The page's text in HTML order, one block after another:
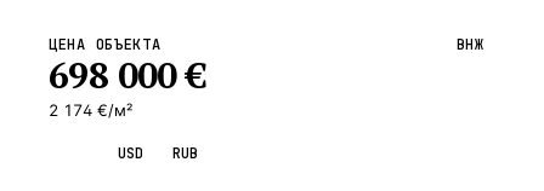
ЦЕНА ОБЪЕКТА
698 000€
2 174 €/м²
ВНЖ
USD RUB